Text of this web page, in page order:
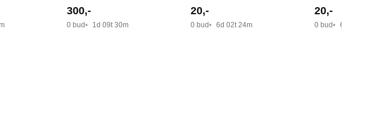
300,-
0 bud 1d 09t 30m
20,-
0 bud 6d 02t 24m
porto.
20,-
0 bud 6d 02t